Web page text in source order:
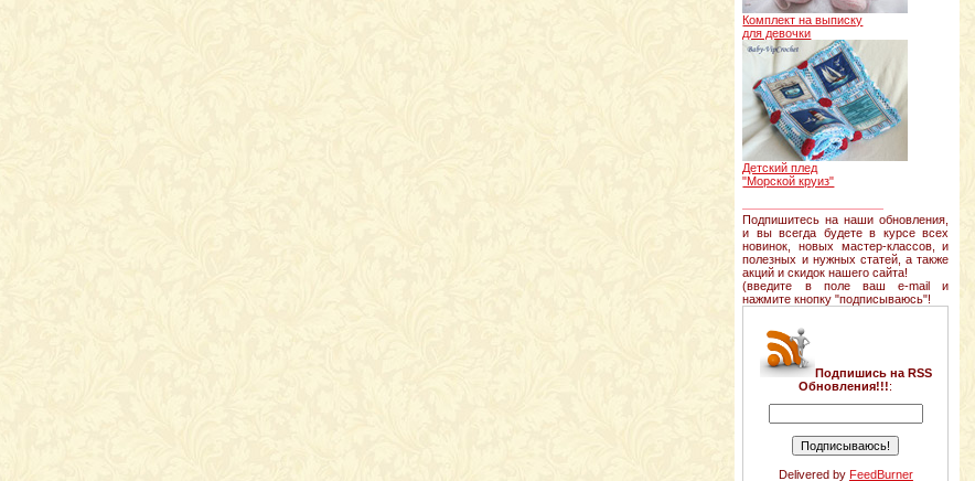
Комплект на выписку
для девочки
Детский плед
"Морской круиз"
Подпишитесь на наши обновления,
и вы всегда будете в курсе всех
новинок, новых мастер-классов, и
полезных и нужных статей, а также
акций и скидок нашего сайта!
(введите в поле ваш e-mail и
нажмите кнопку "подписываюсь"!
Подпишись на RSS
Обновления!!!:
Delivered by FeedBurner